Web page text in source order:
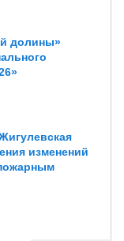
долины»
изменений